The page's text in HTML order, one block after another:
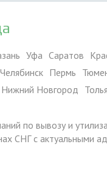
Уфа Саратов
Челябинск Пермь
Нижний Новгород
по вывозу и
СНГ с актуальными